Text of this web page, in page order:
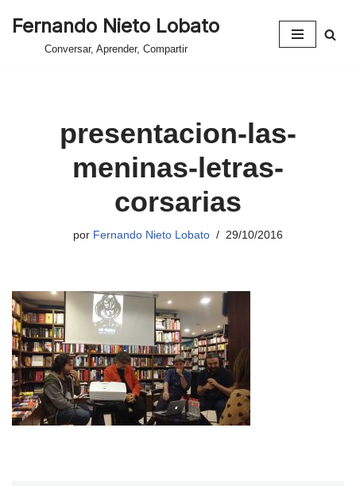
Fernando Nieto Lobato
Conversar, Aprender, Compartir
presentacion-las-
meninas-letras-
corsarias
por Fernando Nieto Lobato 29/10/2016